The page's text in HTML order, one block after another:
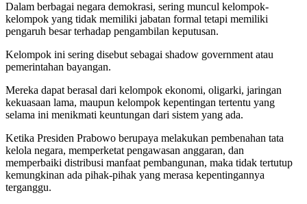
Dalam berbagai negara demokrasi, sering muncul kelompok-
kelompok yang tidak memiliki jabatan formal tetapi memiliki
pengaruh besar terhadap pengambilan keputusan.
Kelompok ini sering disebut sebagai shadow government atau
pemerintahan bayangan.
Mereka dapat berasal dari kelompok ekonomi, oligarki, jaringan
kekuasaan lama, maupun kelompok kepentingan tertentu yang
selama ini menikmati keuntungan dari sistem yang ada.
Ketika Presiden Prabowo berupaya melakukan pembenahan tata
kelola negara, memperketat pengawasan anggaran, dan
memperbaiki distribusi manfaat pembangunan, maka tidak tertutup
kemungkinan ada pihak-pihak yang merasa kepentingannya
terganggu.